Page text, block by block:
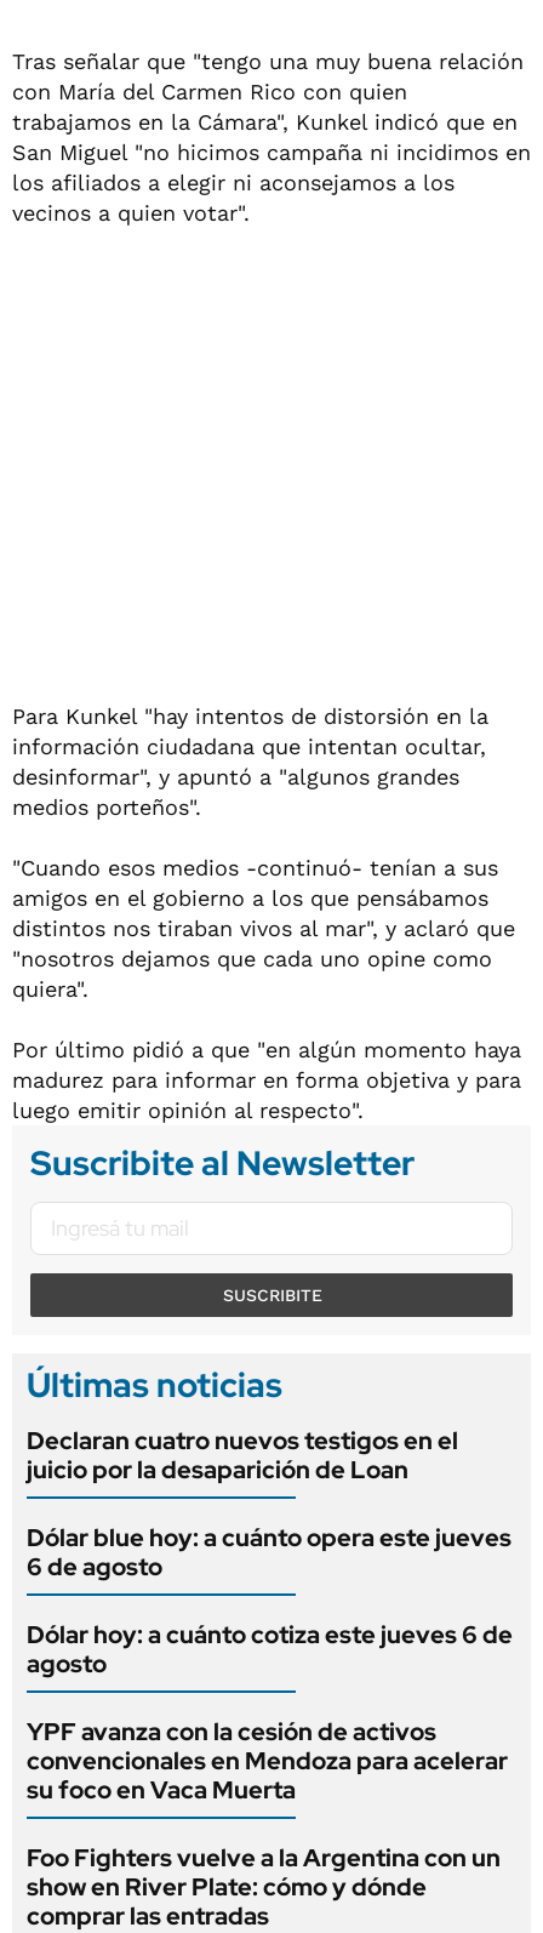
Tras señalar que "tengo una muy buena relación
con María del Carmen Rico con quien
trabajamos en la Cámara", Kunkel indicó que en
San Miguel "no hicimos campaña ni incidimos en
los afiliados a elegir ni aconsejamos a los
vecinos a quien votar".
Para Kunkel "hay intentos de distorsión en la
información ciudadana que intentan ocultar,
desinformar", y apuntó a "algunos grandes
medios porteños".
"Cuando esos medios -continuó- tenían a sus
amigos en el gobierno a los que pensábamos
distintos nos tiraban vivos al mar", y aclaró que
"nosotros dejamos que cada uno opine como
quiera".
Por último pidió a que "en algún momento haya
madurez para informar en forma objetiva y para
luego emitir opinión al respecto".
Suscribite al Newsletter
SUSCRIBITE
Últimas noticias
Declaran cuatro nuevos testigos en el
juicio por la desaparición de Loan
Dólar blue hoy: a cuánto opera este jueves
6 de agosto
Dólar hoy: a cuánto cotiza este jueves 6 de
agosto
YPF avanza con la cesión de activos
convencionales en Mendoza para acelerar
su foco en Vaca Muerta
Foo Fighters vuelve a la Argentina con un
show en River Plate: cómo y dónde
comprar las entradas